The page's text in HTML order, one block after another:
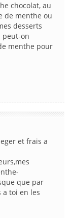
chocolat, au
de menthe ou
desserts
peut-on
menthe pour
et frais a
que par
a toi en les